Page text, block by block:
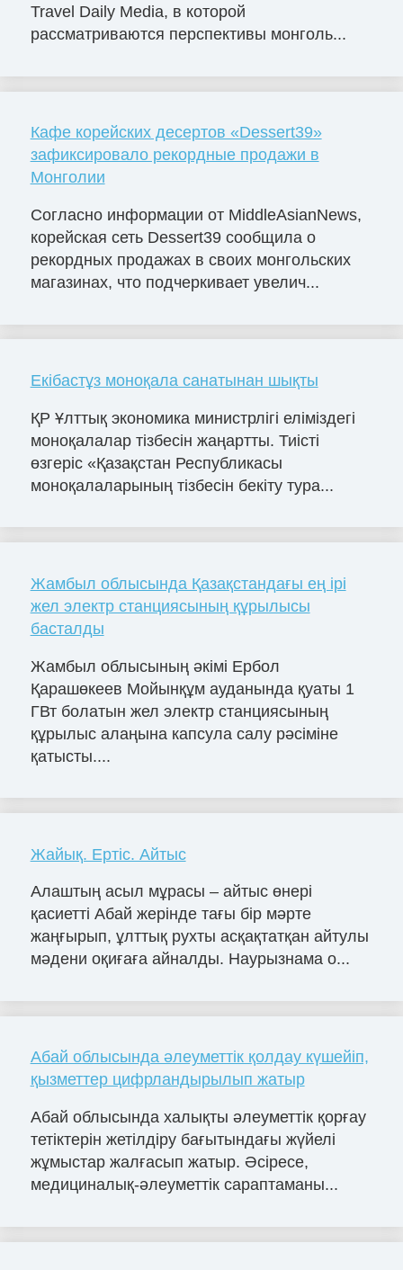
Travel Daily Media, в которой
рассматриваются перспективы монголь...
Кафе корейских десертов «Dessert39»
зафиксировало рекордные продажи в
Монголии
Согласно информации от MiddleAsianNews,
корейская сеть Dessert39 сообщила о
рекордных продажах в своих монгольских
магазинах, что подчеркивает увелич...
Екібастұз моноқала санатынан шықты
ҚР Ұлттық экономика министрлігі еліміздегі
моноқалалар тізбесін жаңартты. Тиісті
өзгеріс «Қазақстан Республикасы
моноқалаларының тізбесін бекіту тура...
Жамбыл облысында Қазақстандағы ең ірі
жел электр станциясының құрылысы
басталды
Жамбыл облысының әкімі Ербол
Қарашөкеев Мойынқұм ауданында қуаты 1
ГВт болатын жел электр станциясының
құрылыс алаңына капсула салу рәсіміне
қатысты....
Жайық. Ертіс. Айтыс
Алаштың асыл мұрасы – айтыс өнері
қасиетті Абай жерінде тағы бір мәрте
жаңғырып, ұлттық рухты асқақтатқан айтулы
мәдени оқиғаға айналды. Наурызнама о...
Абай облысында әлеуметтік қолдау күшейіп,
қызметтер цифрландырылып жатыр
Абай облысында халықты әлеуметтік қорғау
тетіктерін жетілдіру бағытындағы жүйелі
жұмыстар жалғасып жатыр. Әсіресе,
медициналық-әлеуметтік сараптаманы...